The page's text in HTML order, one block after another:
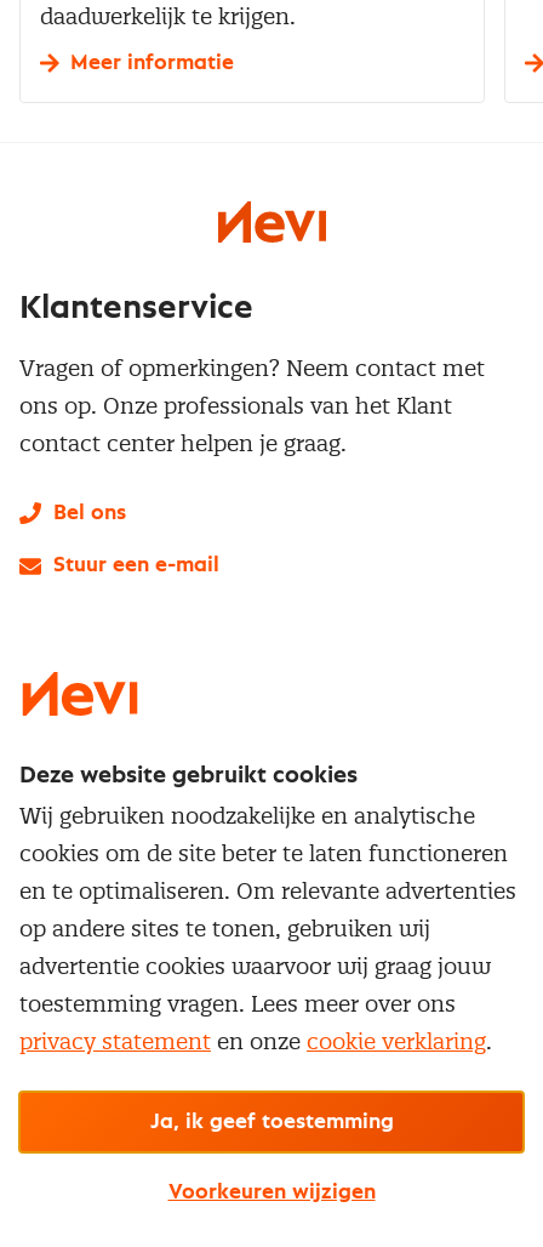
daadwerkelijk te krijgen.
Meer informatie
Service & contact
Over inkoop
Netwerk en communities
Aanmelden nieuwsbrief
Word lid van Nevi
Inkoop vacatures
Opzeggen lidmaatschap
Populaire thema's
Aanbesteden
Contractmanagement
Kostenmanagement
Onderhandelen
Supply management
Opleidingen en trainingen
Trainingen
Opleidingen
Maatwerk
Vrijstellingen
Klantenservice
Vragen of opmerkingen? Neem contact met
ons op. Onze professionals van het Klant
contact center helpen je graag.
Bel ons
Stuur een e-mail
Cookievoorkeuren beherenOnzealgemene
© Nevi.nl
Deze website gebruikt cookies
Wij gebruiken noodzakelijke en analytische
cookies om de site beter te laten functioneren
en te optimaliseren. Om relevante advertenties
op andere sites te tonen, gebruiken wij
advertentie cookies waarvoor wij graag jouw
toestemming vragen. Lees meer over ons
privacy statement en onze cookie verklaring.
Ja, ik geef toestemming
Voorkeuren wijzigen